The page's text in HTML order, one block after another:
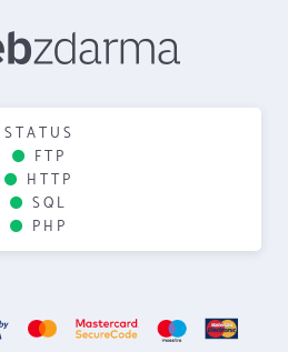
STATUS
FTP
HTTP
SQL
PHP